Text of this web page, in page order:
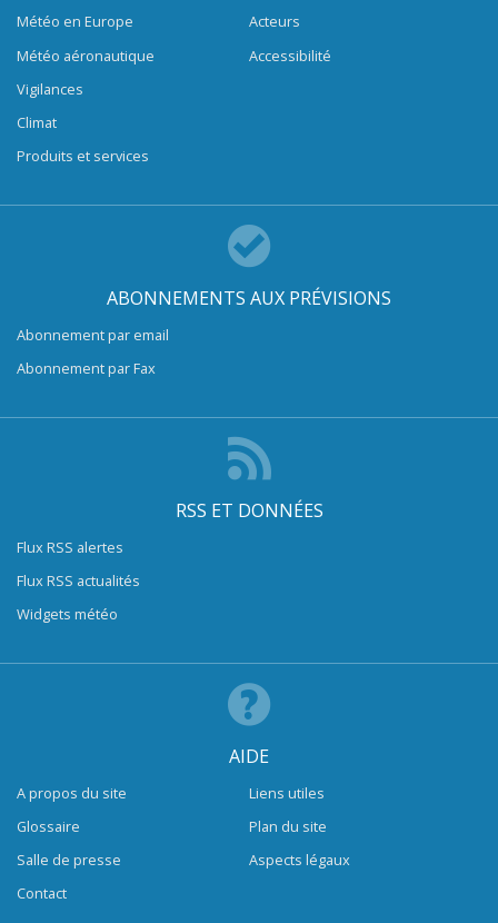
Météo en Europe
Météo aéronautique
Vigilances
Climat
Produits et services
Acteurs
Accessibilité
ABONNEMENTS AUX PRÉVISIONS
Abonnement par email
Abonnement par Fax
RSS ET DONNÉES
Flux RSS alertes
Flux RSS actualités
Widgets météo
AIDE
A propos du site
Glossaire
Salle de presse
Contact
Liens utiles
Plan du site
Aspects légaux